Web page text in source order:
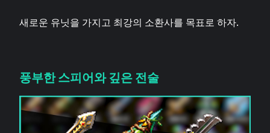
새로운 유닛을 가지고 최강의 소환사를 목표로 하자.
풍부한 스피어와 깊은 전술